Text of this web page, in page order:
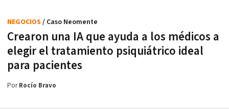
Crearon una IA que ayuda a los médicos a
elegir el tratamiento psiquiátrico ideal
para pacientes
NEGOCIOS / Caso Neomente
PorRocío Bravo